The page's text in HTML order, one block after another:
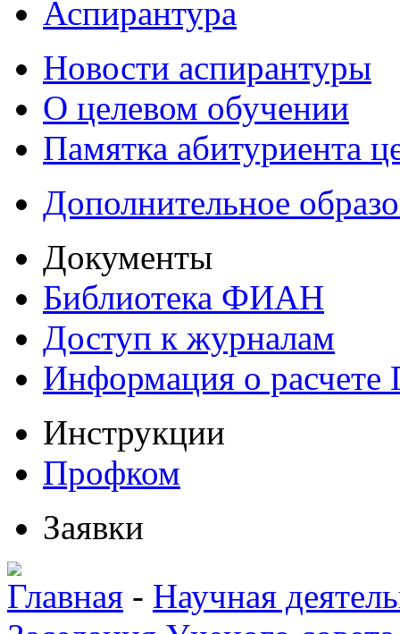
Аспирантура
Новости аспирантуры
О целевом обучении
Памятка абитуриента
Дополнительное
Документы
Библиотека ФИАН
Доступ к журналам
Информация о
Инструкции
Профком
Заявки
Главная - Научная